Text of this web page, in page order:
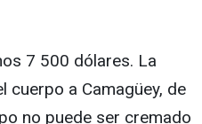
7 500 dólares. La
cuerpo a Camagüey, de
no puede ser cremado